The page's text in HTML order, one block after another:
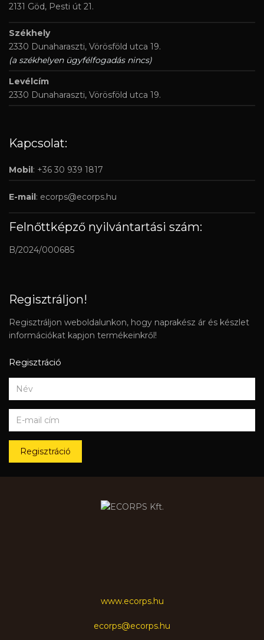
2131 Göd, Pesti út 21.
Székhely
2330 Dunaharaszti, Vörösföld utca 19.
(a székhelyen ügyfélfogadás nincs)
Levélcím
2330 Dunaharaszti, Vörösföld utca 19.
Kapcsolat:
Mobil : +36 30 939 1817
E-mail : ecorps@ecorps.hu
Felnőttképző nyilvántartási szám:
B/2024/000685
Regisztráljon!
Regisztráljon weboldalunkon, hogy naprakész ár és készlet
információkat kapjon termékeinkről!
Regisztráció
Regisztráció
www.ecorps.hu
ecorps@ecorps.hu